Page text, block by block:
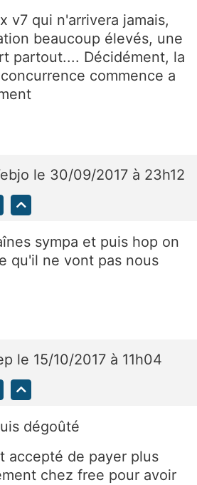
v7 qui n'arrivera jamais,
beaucoup élevés, une
partout.... Décidément, la
commence a
le 30/09/2017 à 23h12
sympa et puis hop on
qu'il ne vont pas nous
le 15/10/2017 à 11h04
dégoûté
accepté de payer plus
chez free pour avoir